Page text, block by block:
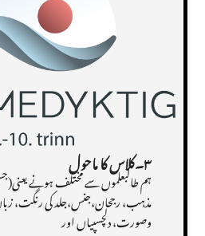
۳۔کلاس کا ماحول
ہم طالبعلموں سے مختلف ہونے
مذہب، رجحان،جنس،جلد کی رنگت،
وصورت، دلچسپیاں اور